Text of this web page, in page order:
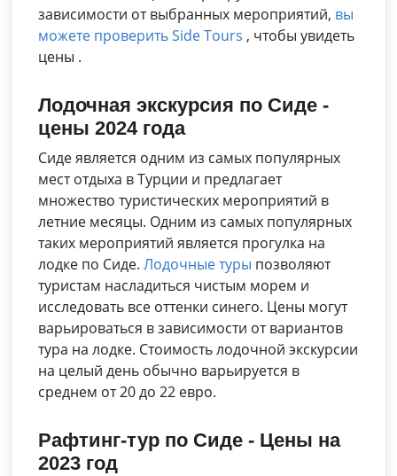
зависимости от выбранных мероприятий, вы
можете проверить Side Tours , чтобы увидеть
цены .
Лодочная экскурсия по Сиде -
цены 2024 года
Сиде является одним из самых популярных
мест отдыха в Турции и предлагает
множество туристических мероприятий в
летние месяцы. Одним из самых популярных
таких мероприятий является прогулка на
лодке по Сиде. Лодочные туры позволяют
туристам насладиться чистым морем и
исследовать все оттенки синего. Цены могут
варьироваться в зависимости от вариантов
тура на лодке. Стоимость лодочной экскурсии
на целый день обычно варьируется в
среднем от 20 до 22 евро.
Рафтинг-тур по Сиде - Цены на
2023 год